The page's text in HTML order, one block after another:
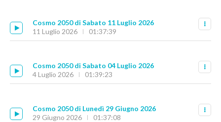
Cosmo 2050 di Sabato 11 Luglio 2026
11 Luglio 2026
01:37:39
Cosmo 2050 di Sabato 04 Luglio 2026
4 Luglio 2026
01:39:23
Cosmo 2050 di Lunedì 29 Giugno 2026
29 Giugno 2026
01:37:08